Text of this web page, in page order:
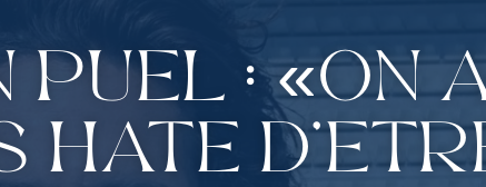
Puel : «On